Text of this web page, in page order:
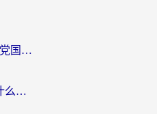
德国怎么玩最强祖师？海外党国服游戏加速器选择全攻略（附宝可梦Online实测）
在国外玩QQ飞车需要下载什么加速器呢？海外党亲测有效的国服游戏加速指南